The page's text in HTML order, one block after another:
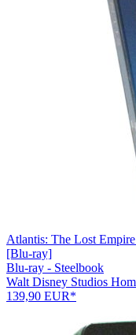
Atlantis: The Lost
[Blu-ray]
Blu-ray - Steelbook
Walt Disney Studios
139,90 EUR*